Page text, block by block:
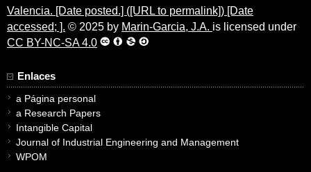
Valencia. [Date posted.] ([URL to permalink]) [Date
accessed; ]. © 2025 by Marin-Garcia, J.A. is licensed under
CC BY-NC-SA 4.0
Enlaces
a Página personal
a Research Papers
Intangible Capital
Journal of Industrial Engineering and Management
WPOM